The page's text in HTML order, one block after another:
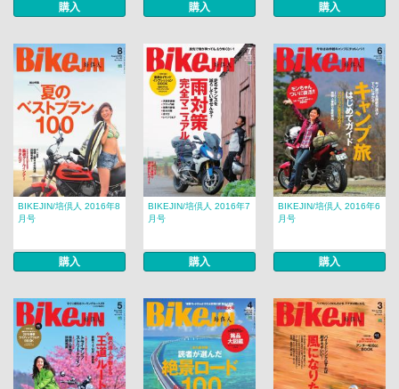
購入 購入 購入
BIKEJIN/培倶人 2016年8
月号
購入
BIKEJIN/培倶人 2016年7
月号
購入
BIKEJIN/培倶人 2016年6
月号
購入